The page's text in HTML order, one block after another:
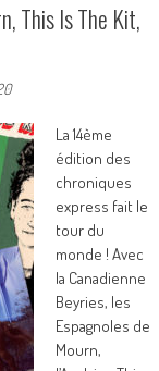
This Is The Kit,
La 14ème
édition des
chroniques
express fait le
tour du
monde ! Avec
la Canadienne
Beyries, les
Espagnoles de
Mourn,